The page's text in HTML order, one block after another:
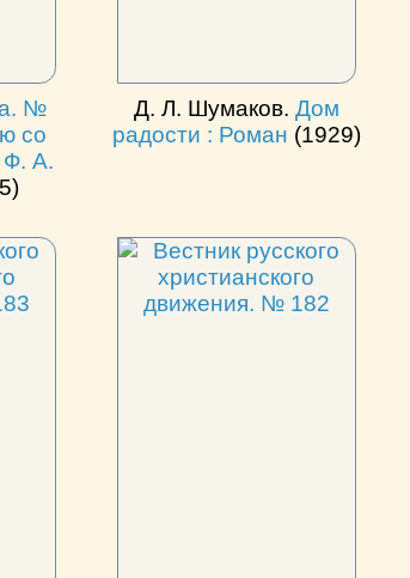
№
со
Ф. А.
Д. Л. Шумаков. Дом
радости : Роман (1929)